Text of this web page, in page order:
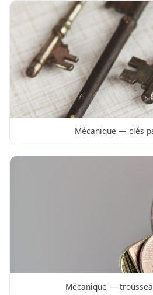
Mécanique — clés
Mécanique —